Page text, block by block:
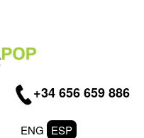
+34 656 659 886
ESP
ENG